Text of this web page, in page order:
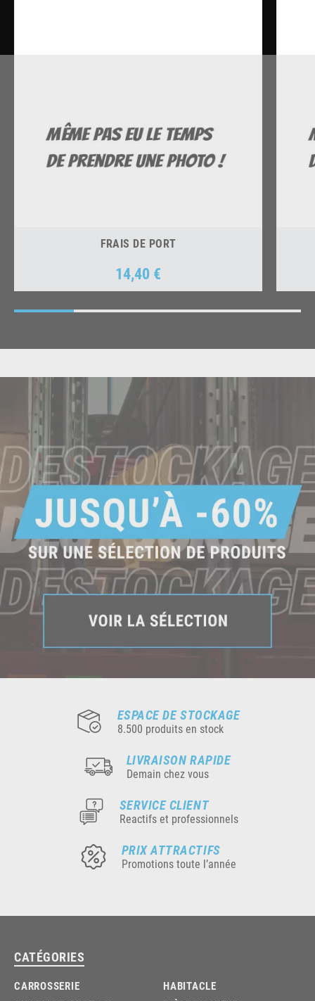
FRAIS DE PORT
Prix
14,40 €
ESPACE DE STOCKAGE
8.500 produits en stock
LIVRAISON RAPIDE
Demain chez vous
SERVICE CLIENT
Reactifs et professionnels
PRIX ATTRACTIFS
Promotions toute l’année
CATÉGORIES
CARROSSERIE
HABITACLE